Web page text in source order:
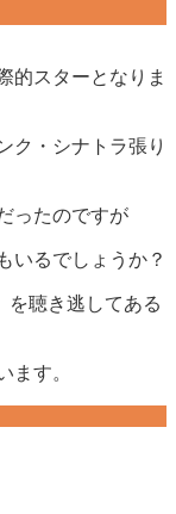
的スターとなりま
ク・シナトラ張り
ったのですが
いるでしょうか？
を聴き逃してある
ます。